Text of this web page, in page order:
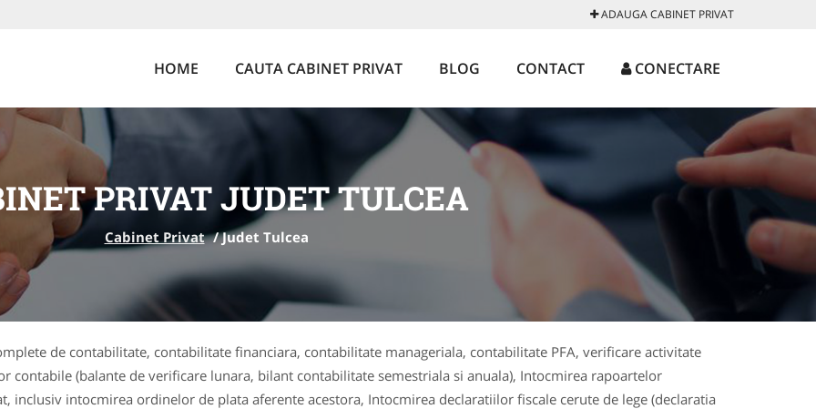
ADAUGA CABINET PRIVAT
HOME CAUTA CABINET PRIVAT BLOG CONTACT CONECTARE
PRIVAT JUDET TULCEA
Cabinet Privat /Judet Tulcea
de contabilitate, contabilitate financiara, contabilitate manageriala, contabilitate PFA, verificare activitate
contabile (balante de verificare lunara, bilant contabilitate semestriala si anuala), Intocmirea rapoartelor
inclusiv intocmirea ordinelor de plata aferente acestora, Intocmirea declaratiilor fiscale cerute de lege (declaratia